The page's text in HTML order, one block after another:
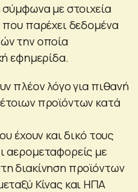
με στοιχεία
που παρέχει δεδομένα
την οποία
εφημερίδα.
πλέον λόγο για πιθανή
προϊόντων κατά
έχουν και δικό τους
αερομεταφορείς με
διακίνηση προϊόντων
Κίνας και ΗΠΑ